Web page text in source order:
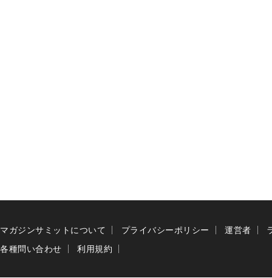
マガジンサミットについて プライバシーポリシー 運営者
各種問い合わせ
利用規約